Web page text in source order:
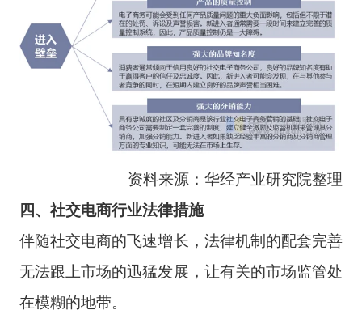
资料来源：华经产业研究院整理
四、社交电商行业法律措施
伴随社交电商的飞速增长，法律机制的配套完善
无法跟上市场的迅猛发展，让有关的市场监管处
在模糊的地带。